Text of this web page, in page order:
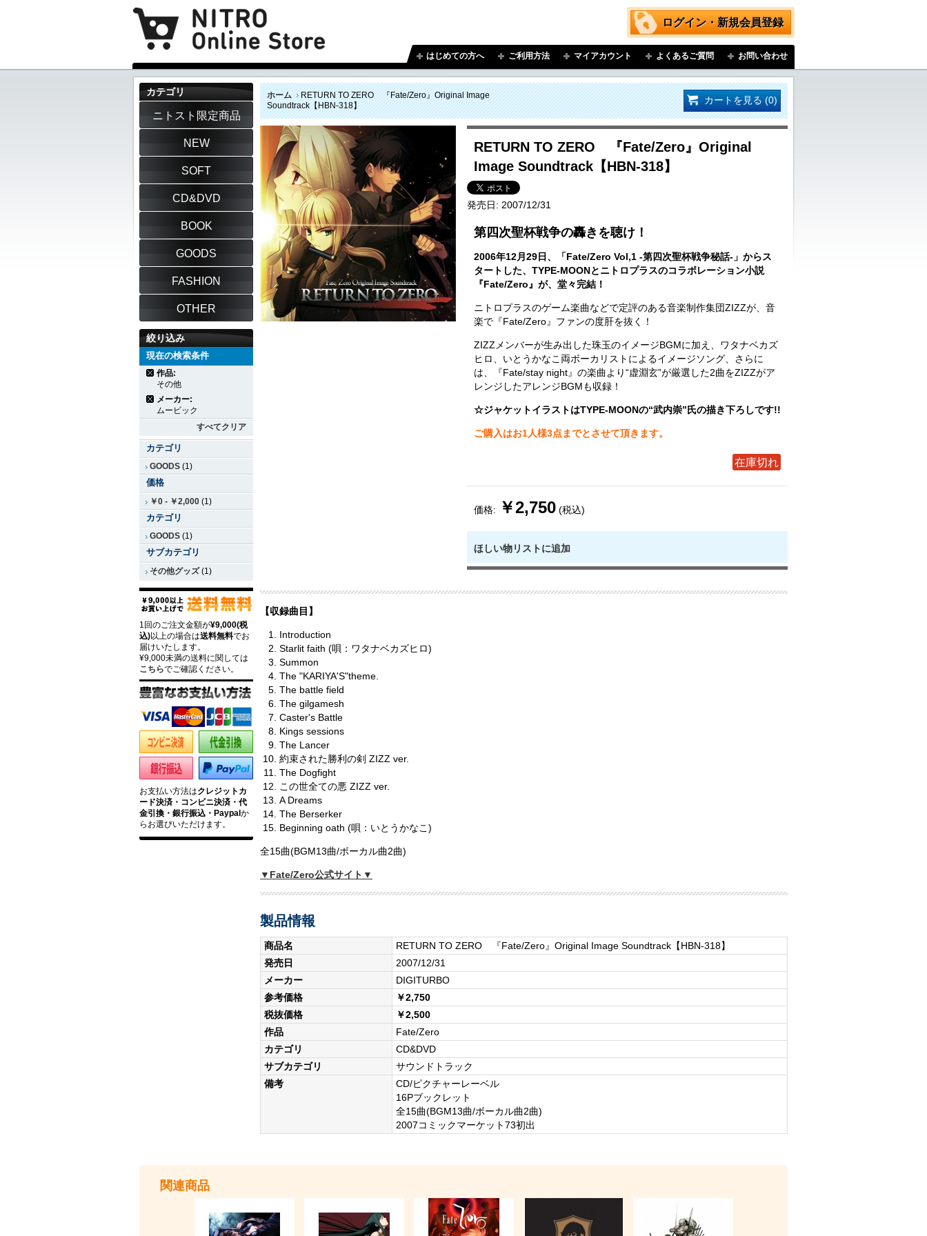
ログイン・新規会員登録
はじめての方へ ご利用方法 マイアカウント よくあるご質問 お問い合わせ
ホーム
RETURN TO ZERO 『Fate/Zero』Original Image
Soundtrack【HBN-318】
カートを見る (0)
RETURN TO ZERO 『Fate/Zero』Original
Image Soundtrack【HBN-318】
発売日: 2007/12/31
第四次聖杯戦争の轟きを聴け！
2006年12月29日、「Fate/Zero Vol,1 -第四次聖杯戦争秘話-」からス
タートした、TYPE-MOONとニトロプラスのコラボレーション小説
『Fate/Zero』が、堂々完結！
ニトロプラスのゲーム楽曲などで定評のある音楽制作集団ZIZZが、音
楽で『Fate/Zero』ファンの度肝を抜く！
ZIZZメンバーが生み出した珠玉のイメージBGMに加え、ワタナベカズ
ヒロ、いとうかなこ両ボーカリストによるイメージソング、さらに
は、『Fate/stay night』の楽曲より“虚淵玄”が厳選した2曲をZIZZがア
レンジしたアレンジBGMも収録！
☆ジャケットイラストはTYPE-MOONの“武内崇”氏の描き下ろしです!!
ご購入はお1人様3点までとさせて頂きます。
在庫切れ
価格: ￥2,750 (税込)
ほしい物リストに追加
【収録曲目】
Introduction
Starlit faith (唄：ワタナベカズヒロ)
Summon
The "KARIYA'S"theme.
The battle field
The gilgamesh
Caster's Battle
Kings sessions
The Lancer
約束された勝利の剣 ZIZZ ver.
The Dogfight
この世全ての悪 ZIZZ ver.
A Dreams
The Berserker
Beginning oath (唄：いとうかなこ)
全15曲(BGM13曲/ボーカル曲2曲)
▼Fate/Zero公式サイト▼
製品情報
商品名
RETURN TO ZERO 『Fate/Zero』Original Image Soundtrack【HBN-318】
発売日
2007/12/31
メーカー
DIGITURBO
参考価格
￥2,750
税抜価格
￥2,500
作品
Fate/Zero
カテゴリ
CD&DVD
サブカテゴリ
サウンドトラック
備考
CD/ピクチャーレーベル
16Pブックレット
全15曲(BGM13曲/ボーカル曲2曲)
2007コミックマーケット73初出
カテゴリ
ニトスト限定商品
NEW
SOFT
CD&DVD
BOOK
GOODS
FASHION
OTHER
絞り込み
現在の検索条件
作品:
その他
メーカー:
ムービック
すべてクリア
カテゴリ
GOODS (1)
価格
￥0 - ￥2,000 (1)
カテゴリ
GOODS (1)
サブカテゴリ
その他グッズ(1)
1回のご注文金額が¥9,000(税
込)以上の場合は送料無料でお
届けいたします。
¥9,000未満の送料に関しては
こちらでご確認ください。
お支払い方法はクレジットカ
ード決済・コンビニ決済・代
金引換・銀行振込・Paypalか
らお選びいただけます。
関連商品